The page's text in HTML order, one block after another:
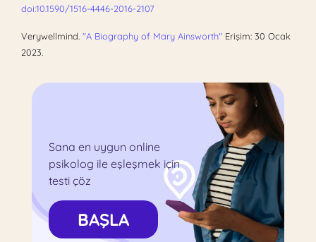
doi:10.1590/1516-4446-2016-2107
Verywellmind. "A Biography of Mary Ainsworth" Erişim: 30 Ocak
2023.
Sana en uygun online
psikolog ile eşleşmek için
testi çöz
BAŞLA